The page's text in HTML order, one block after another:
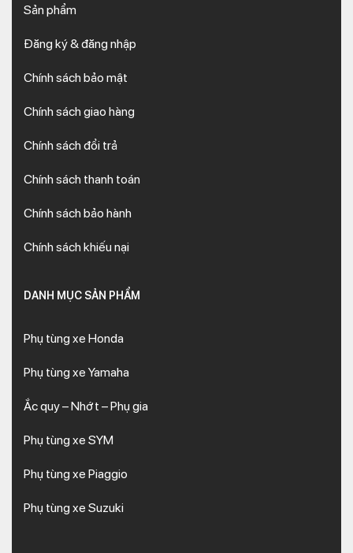
Sản phẩm
Đăng ký & đăng nhập
Chính sách bảo mật
Chính sách giao hàng
Chính sách đổi trả
Chính sách thanh toán
Chính sách bảo hành
Chính sách khiếu nại
DANH MỤC SẢN PHẨM
Phụ tùng xe Honda
Phụ tùng xe Yamaha
Ắc quy – Nhớt – Phụ gia
Phụ tùng xe SYM
Phụ tùng xe Piaggio
Phụ tùng xe Suzuki